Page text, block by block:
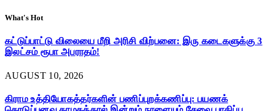
What's Hot
கட்டுப்பாட்டு விலையை மீறி அரிசி விற்பனை: இரு கடைகளுக்கு 3
இலட்சம் ரூபா அபராதம்!
AUGUST 10, 2026
கிராம உத்தியோகத்தர்களின் பணிப்புறக்கணிப்பு: பயணக்